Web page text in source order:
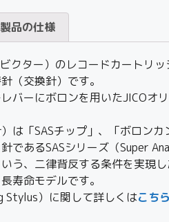
製品の仕様
クター）のレコードカートリ
（交換針）です。
バーにボロンを用いたJICOオ
は「SASチップ」、「ボロンカ
であるSASシリーズ（Super
う、二律背反する条件を実現
寿命モデルです。
Stylus）に関して詳しくはこちら